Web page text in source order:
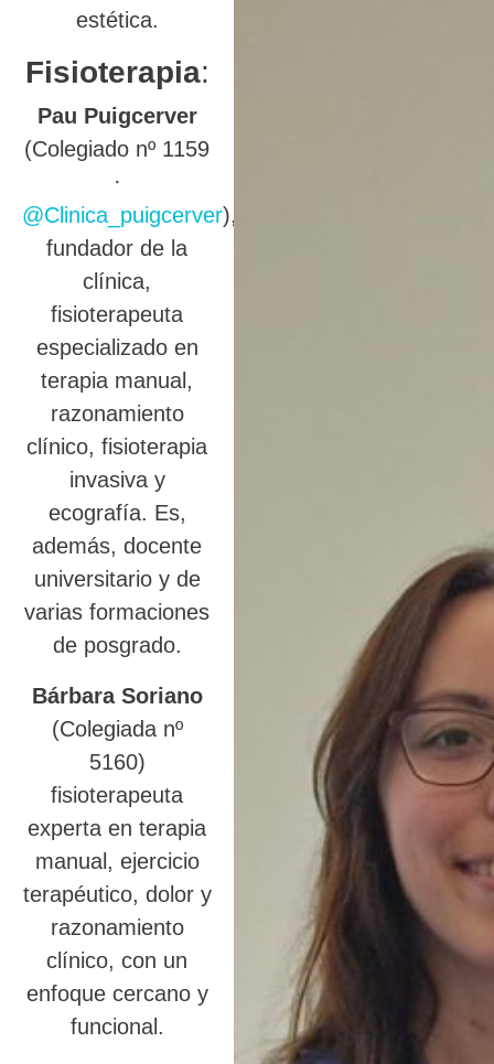
estética.
Fisioterapia:
Pau Puigcerver
(Colegiado nº 1159
·
@Clinica_puigcerver),
fundador de la
clínica,
fisioterapeuta
especializado en
terapia manual,
razonamiento
clínico, fisioterapia
invasiva y
ecografía. Es,
además, docente
universitario y de
varias formaciones
de posgrado.
Bárbara Soriano
(Colegiada nº
5160)
fisioterapeuta
experta en terapia
manual, ejercicio
terapéutico, dolor y
razonamiento
clínico, con un
enfoque cercano y
funcional.